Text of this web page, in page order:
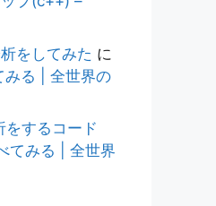
をしてみた に
みる | 全世界の
するコード
てみる | 全世界